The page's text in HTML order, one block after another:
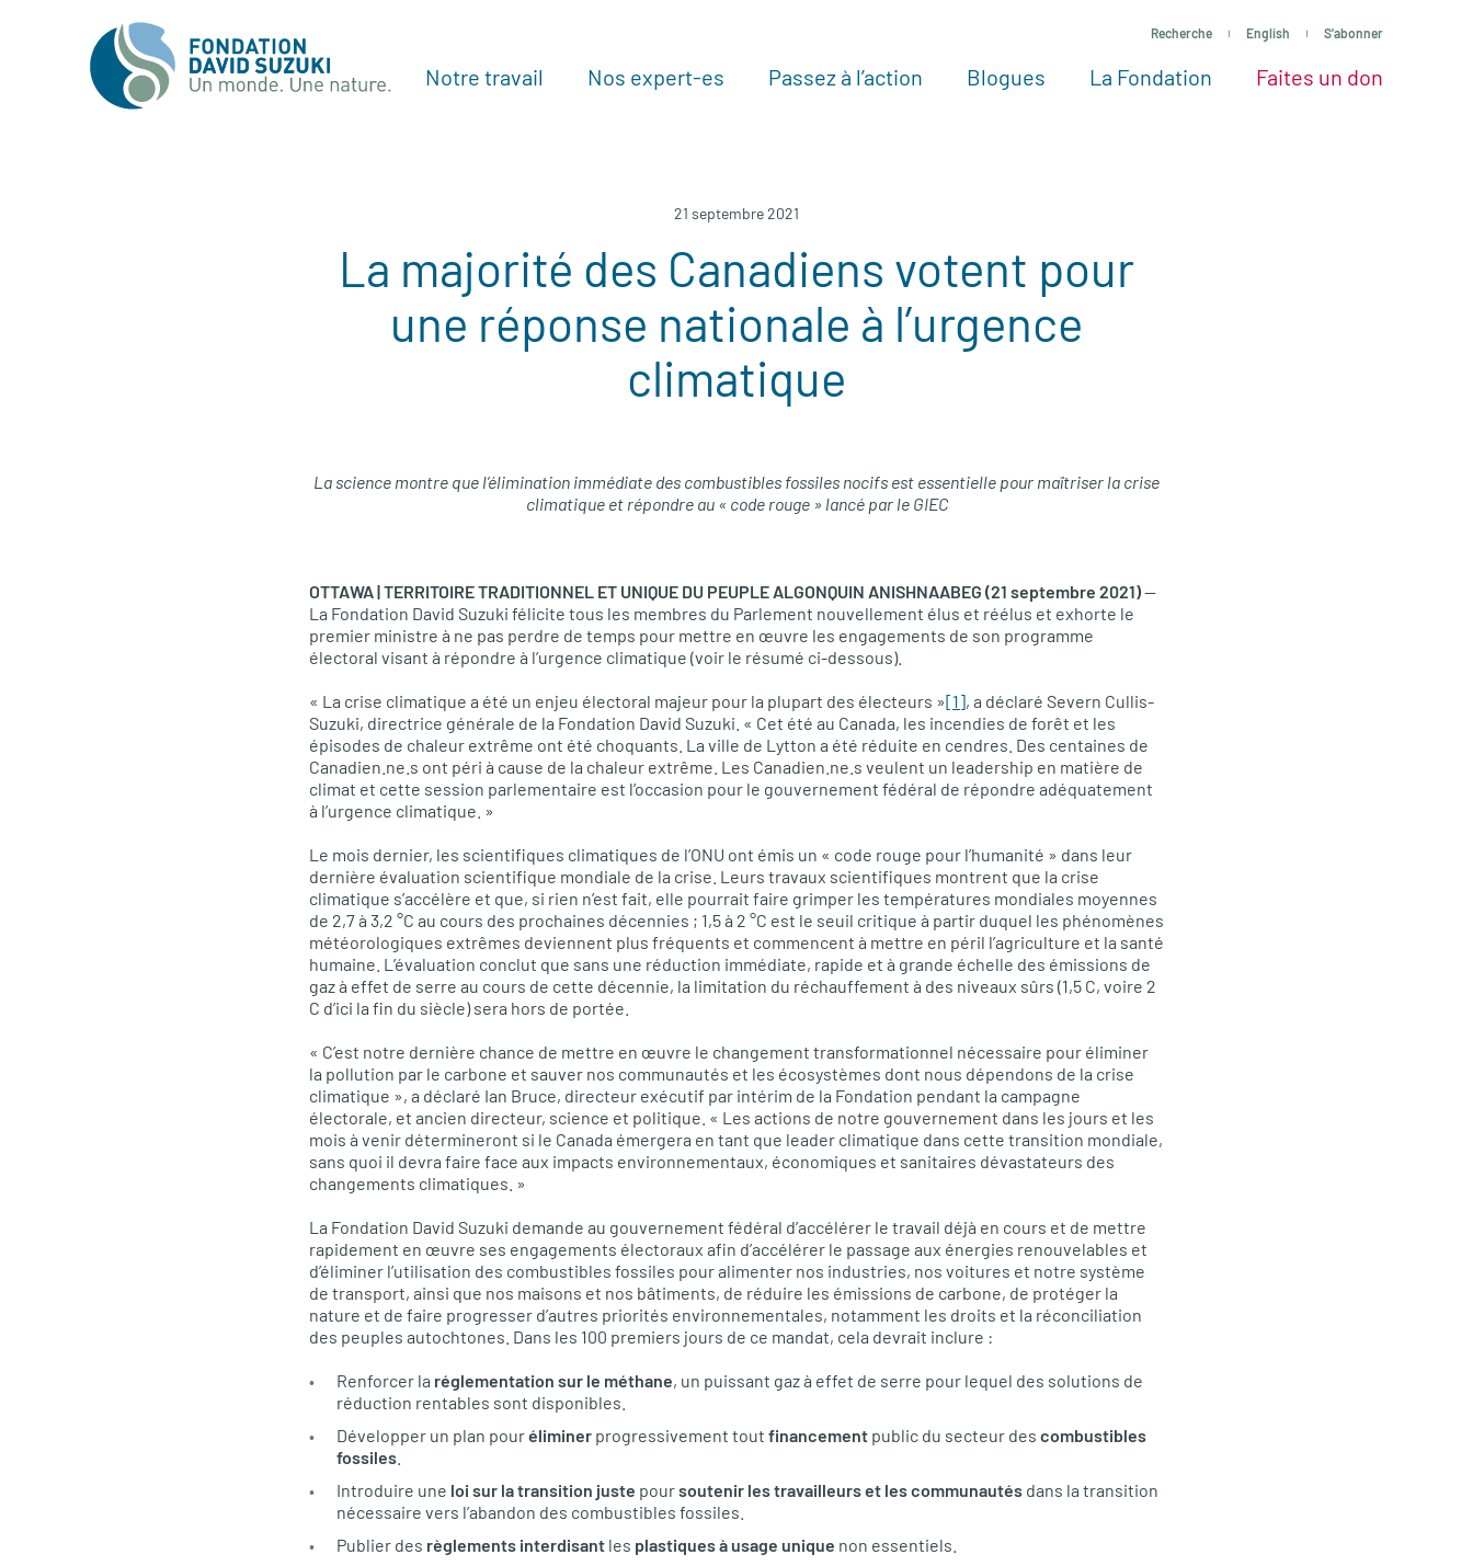
Recherche English S'abonner
Notre travail Voir tous les projets
Nos expert-es Nos Experts
Passez à l’action Passez à l’action
Blogues La FondationLa Fondation
Faites un don
Autres façons de faire un don
21 septembre 2021
La majorité des Canadiens votent pour
une réponse nationale à l’urgence
climatique
La science montre que l’élimination immédiate des combustibles fossiles nocifs est essentielle pour maîtriser la crise
climatique et répondre au « code rouge » lancé par le GIEC
OTTAWA | TERRITOIRE TRADITIONNEL ET UNIQUE DU PEUPLE ALGONQUIN ANISHNAABEG (21 septembre 2021)—
La Fondation David Suzuki félicite tous les membres du Parlement nouvellement élus et réélus et exhorte le
premier ministre à ne pas perdre de temps pour mettre en œuvre les engagements de son programme
électoral visant à répondre à l’urgence climatique (voir le résumé ci-dessous).
« La crise climatique a été un enjeu électoral majeur pour la plupart des électeurs »[1], a déclaré Severn Cullis-
Suzuki, directrice générale de la Fondation David Suzuki. « Cet été au Canada, les incendies de forêt et les
épisodes de chaleur extrême ont été choquants. La ville de Lytton a été réduite en cendres. Des centaines de
Canadien.ne.s ont péri à cause de la chaleur extrême. Les Canadien.ne.s veulent un leadership en matière de
climat et cette session parlementaire est l’occasion pour le gouvernement fédéral de répondre adéquatement
à l’urgence climatique. »
Le mois dernier, les scientifiques climatiques de l’ONU ont émis un « code rouge pour l’humanité » dans leur
dernière évaluation scientifique mondiale de la crise. Leurs travaux scientifiques montrent que la crise
climatique s’accélère et que, si rien n’est fait, elle pourrait faire grimper les températures mondiales moyennes
de 2,7 à 3,2 °C au cours des prochaines décennies ; 1,5 à 2 °C est le seuil critique à partir duquel les phénomènes
météorologiques extrêmes deviennent plus fréquents et commencent à mettre en péril l’agriculture et la santé
humaine. L’évaluation conclut que sans une réduction immédiate, rapide et à grande échelle des émissions de
gaz à effet de serre au cours de cette décennie, la limitation du réchauffement à des niveaux sûrs (1,5 C, voire 2
C d’ici la fin du siècle) sera hors de portée.
« C’est notre dernière chance de mettre en œuvre le changement transformationnel nécessaire pour éliminer
la pollution par le carbone et sauver nos communautés et les écosystèmes dont nous dépendons de la crise
climatique », a déclaré Ian Bruce, directeur exécutif par intérim de la Fondation pendant la campagne
électorale, et ancien directeur, science et politique. « Les actions de notre gouvernement dans les jours et les
mois à venir détermineront si le Canada émergera en tant que leader climatique dans cette transition mondiale,
sans quoi il devra faire face aux impacts environnementaux, économiques et sanitaires dévastateurs des
changements climatiques. »
La Fondation David Suzuki demande au gouvernement fédéral d’accélérer le travail déjà en cours et de mettre
rapidement en œuvre ses engagements électoraux afin d’accélérer le passage aux énergies renouvelables et
d’éliminer l’utilisation des combustibles fossiles pour alimenter nos industries, nos voitures et notre système
de transport, ainsi que nos maisons et nos bâtiments, de réduire les émissions de carbone, de protéger la
nature et de faire progresser d’autres priorités environnementales, notamment les droits et la réconciliation
des peuples autochtones. Dans les 100 premiers jours de ce mandat, cela devrait inclure :
Renforcer la réglementation sur le méthane, un puissant gaz à effet de serre pour lequel des solutions de
réduction rentables sont disponibles.
Développer un plan pouréliminer progressivement tout financement public du secteur des combustibles
fossiles
Introduire une loi sur la transition juste poursoutenir les travailleurs et les communautés dans la transition
nécessaire vers l’abandon des combustibles fossiles.
Publier des règlements interdisant les plastiques à usage unique non essentiels.